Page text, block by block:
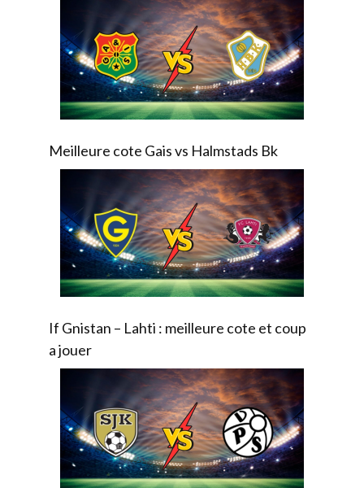
Meilleure cote Gais vs Halmstads Bk
If Gnistan – Lahti : meilleure cote et coup
a jouer